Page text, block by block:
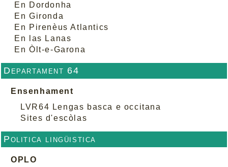
En Dordonha
En Gironda
En Pirenèus Atlantics
En las Lanas
En Òlt-e-Garona
Departament 64
Ensenhament
LVR64 Lengas basca e occitana
Sites d'escòlas
Politica lingüistica
OPLO